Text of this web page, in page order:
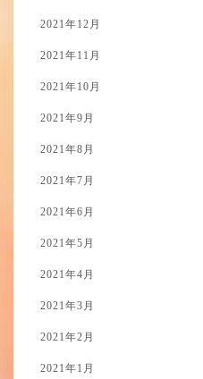
2021年12月
2021年11月
2021年10月
2021年9月
2021年8月
2021年7月
2021年6月
2021年5月
2021年4月
2021年3月
2021年2月
2021年1月